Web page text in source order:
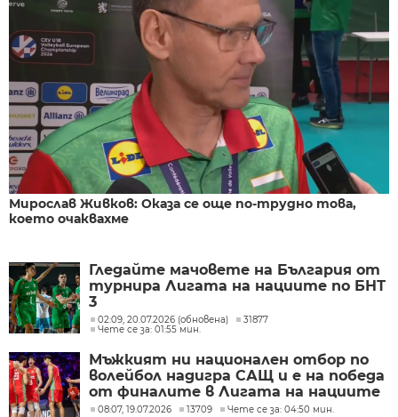
Мирослав Живков: Оказа се още по-трудно това,
което очаквахме
Гледайте мачовете на България от
турнира Лигата на нациите по БНТ
3
02:09, 20.07.2026 (обновена)
31877
Чете се за: 01:55 мин.
Мъжкият ни национален отбор по
волейбол надигра САЩ и е на победа
от финалите в Лигата на нациите
08:07, 19.07.2026 13709 Чете се за: 04:50 мин.